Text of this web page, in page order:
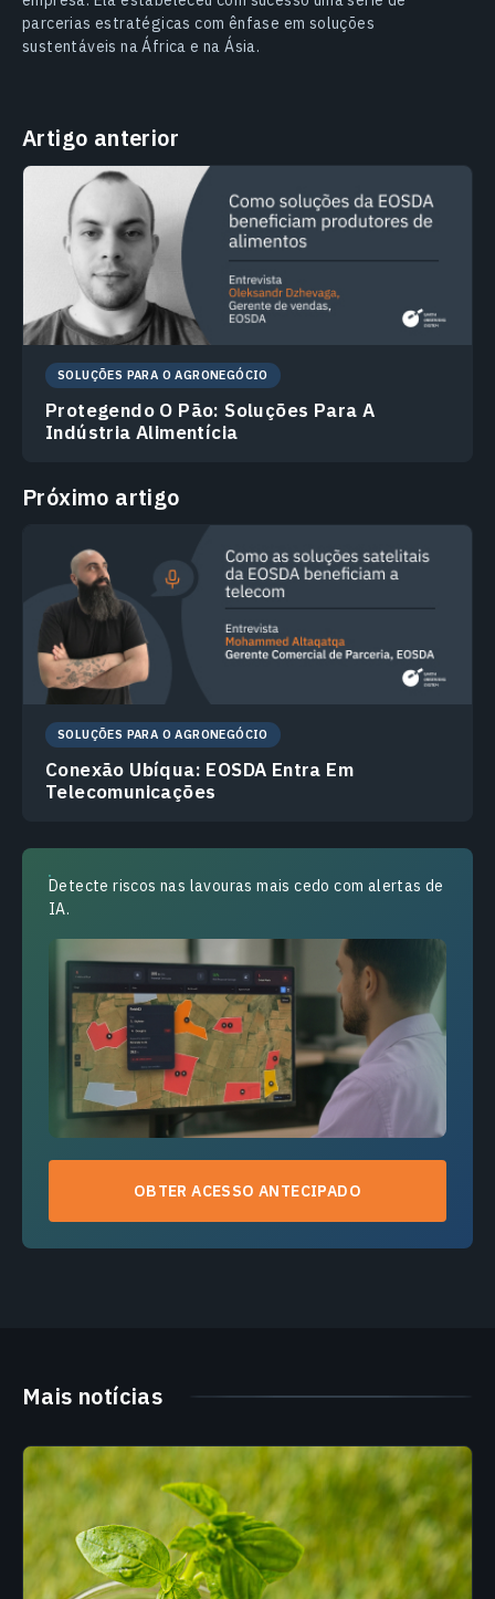
parcerias estratégicas com ênfase em soluções
sustentáveis na África e na Ásia.
Artigo anterior
SOLUÇÕES PARA O AGRONEGÓCIO
Protegendo O Pão: Soluções Para A
Indústria Alimentícia
Próximo artigo
SOLUÇÕES PARA O AGRONEGÓCIO
Conexão Ubíqua: EOSDA Entra Em
Telecomunicações
Detecte riscos nas lavouras mais cedo com alertas de
IA.
OBTER ACESSO ANTECIPADO
Mais notícias